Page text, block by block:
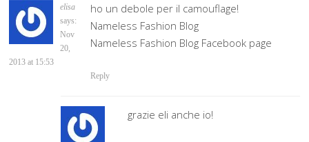
elisa
says:
Nov
20,
2013 at 15:53
ho un debole per il camouflage!
Nameless Fashion Blog
Nameless Fashion Blog Facebook page
Reply
grazie eli anche io!